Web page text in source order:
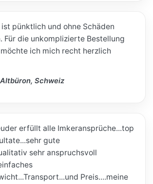
pünktlich und ohne Schäden
Für die unkomplizierte Bestellung
ich mich recht herzlich
Schweiz
erfüllt alle Imkeransprüche...top
gute
sehr anspruchsvoll
Preis....meine